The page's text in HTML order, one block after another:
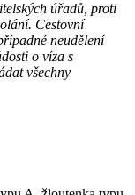
úřadů, proti
Cestovní
neudělení
o víza s
všechny